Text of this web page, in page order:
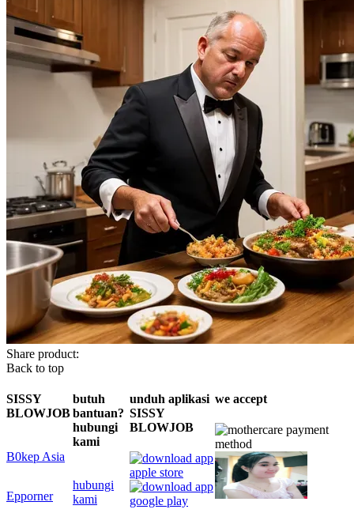
Share product:
Back to top
SISSY
BLOWJOB
B0kep Asia
Epporner
butuh
bantuan?
hubungi
kami
hubungi
kami
unduh aplikasi
SISSY
BLOWJOB
we accept